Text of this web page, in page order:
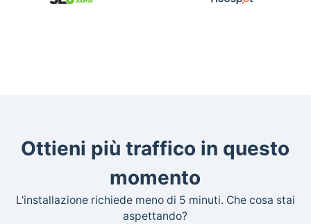
Ottieni più traffico in questo
momento
L'installazione richiede meno di 5 minuti. Che cosa stai
aspettando?